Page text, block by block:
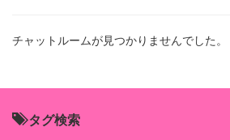
チャットルームが見つかりませんでした。
タグ検索